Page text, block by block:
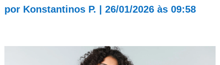
por Konstantinos P. 26/01/2026 às 09:58